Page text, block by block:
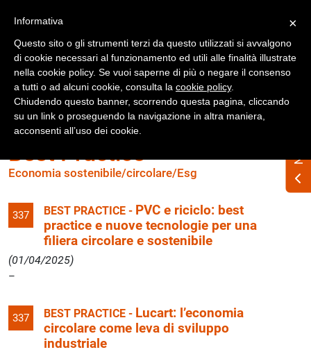
Accedi
Best Practice
Economia sostenibile/circolare/Esg
337 BEST PRACTICE - PVC e riciclo: best
practice e nuove tecnologie per una
filiera circolare e sostenibile
(01/04/2025)
337 BEST PRACTICE - Lucart: l’economia
circolare come leva di sviluppo
industriale
×
Informativa
Questo sito o gli strumenti terzi da questo utilizzati si avvalgono
di cookie necessari al funzionamento ed utili alle finalità illustrate
nella cookie policy. Se vuoi saperne di più o negare il consenso
a tutti o ad alcuni cookie, consulta la cookie policy.
Chiudendo questo banner, scorrendo questa pagina, cliccando
su un link o proseguendo la navigazione in altra maniera,
acconsenti all’uso dei cookie.